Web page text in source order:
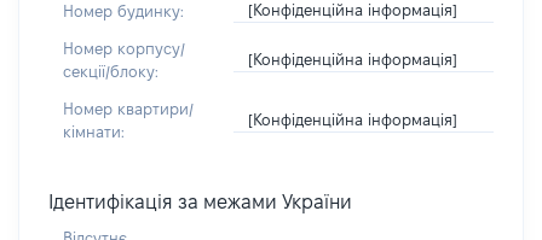
Номер будинку: [Конфіденційна інформація]
Номер корпусу/
секції/блоку:
[Конфіденційна інформація]
Номер квартири/
кімнати:
[Конфіденційна інформація]
Ідентифікація за межами України